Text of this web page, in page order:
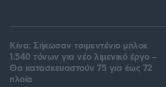
Κίνα: Σήκωσαν τσιμεντένιο μπλοκ
1.540 τόνων για νέο λιμενικό έργο –
Θα κατασκευαστούν 75 για έως 72
πλοία